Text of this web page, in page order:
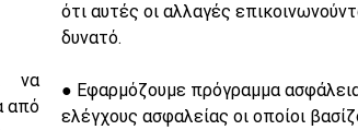
να
από
ότι αυτές οι αλλαγές
δυνατό.
● Εφαρμόζουμε πρόγραμμα
ελέγχους ασφαλείας οι οποίοι